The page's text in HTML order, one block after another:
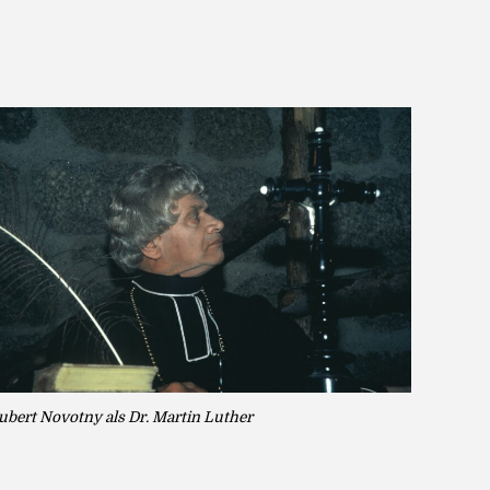
Novotny als Dr. Martin Luther